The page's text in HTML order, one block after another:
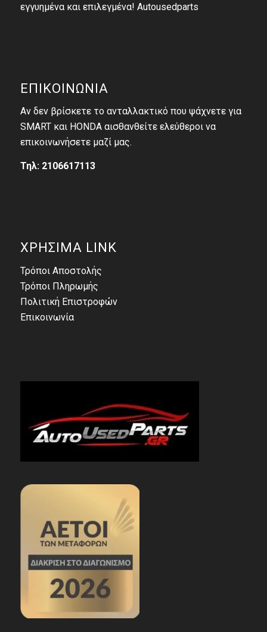
εγγυημένα και επιλεγμένα! Autousedparts
ΕΠΙΚΟΙΝΩΝΙΑ
Αν δεν βρίσκετε το ανταλλακτικό που ψάχνετε για
SMART και HONDA αισθανθείτε ελεύθεροι να
επικοινωνήσετε μαζί μας.
Τηλ: 2106617113
ΧΡΗΣΙΜΑ LINK
Τρόποι Αποστολής
Τρόποι Πληρωμής
Πολιτική Επιστροφών
Επικοινωνία